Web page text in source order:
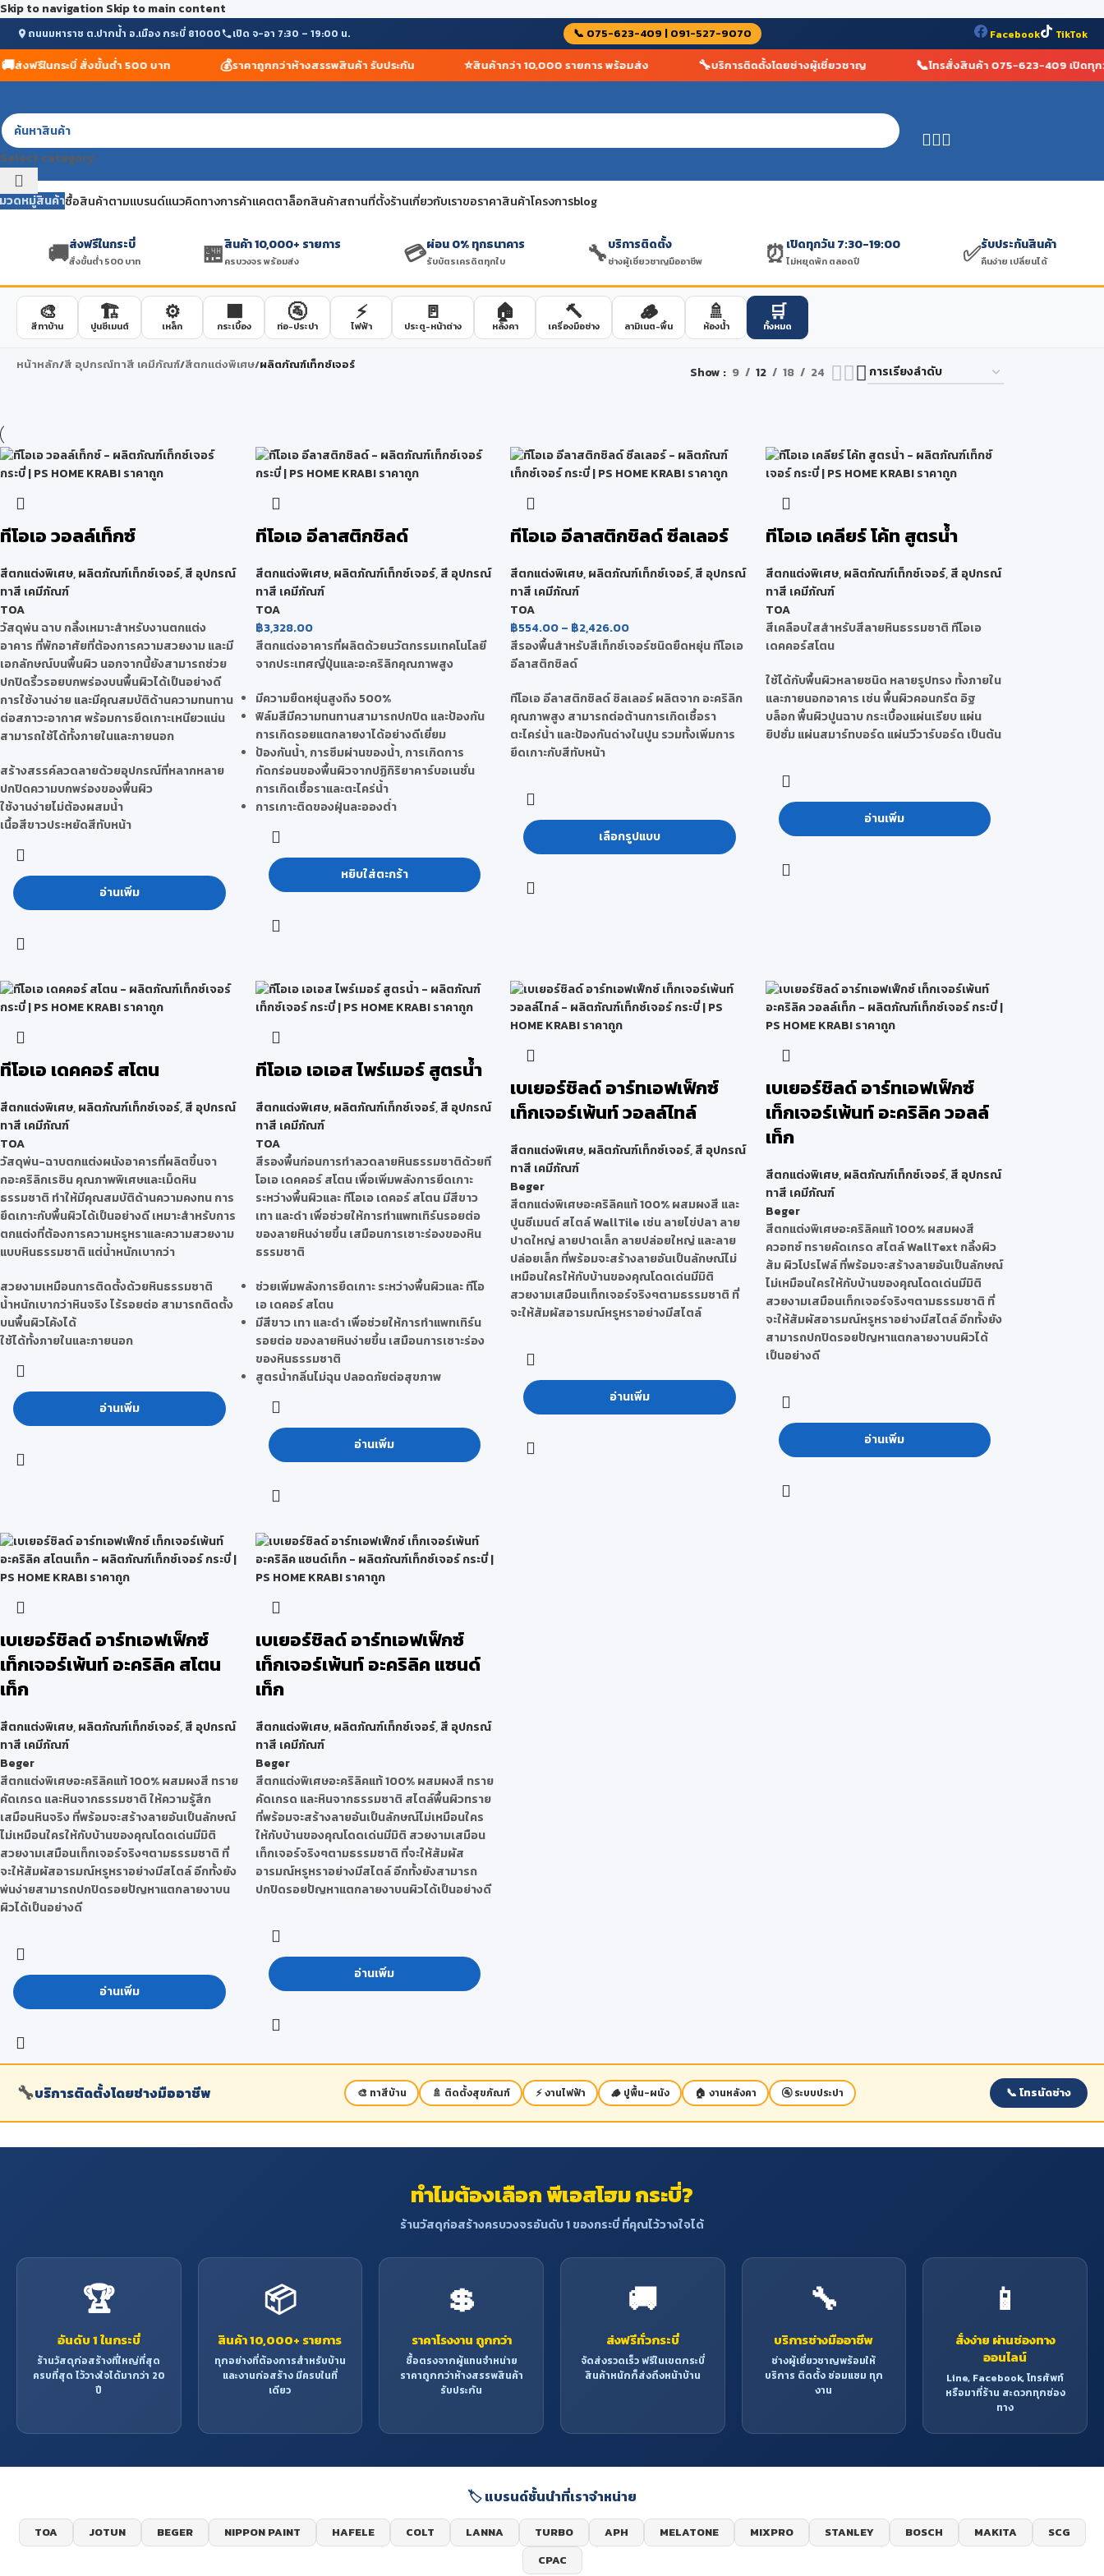
Skip to navigation Skip to main content
ถนนมหาราช ต.ปากน้ำ อ.เมือง กระบี่ 81000 เปิด จ-อา 7:30 – 19:00 น. 📞 075-623-409 | 091-527-9070 Facebook TikTok
งฟรีในกระบี่ สั่งขั้นต่ำ 500 บาท ราคาถูกกว่าห้างสรรพสินค้า รับประกัน สินค้ากว่า 10,000 รายการ พร้อมส่ง บริการติดตั้งโดยช่างผู้เชี่ยวชาญ โทรสั่งสินค้า 075-623-409 เปิดทุกวัน
Select category
วดหมู่สินค้าซื้อสินค้าตามแบรนด์แนวคิดทางการค้าแคตตาล็อกสินค้าสถานที่ตั้งร้านเกี่ยวกับเราขอราคาสินค้าโครงการblog
🚚ส่งฟรีในกระบี่
สั่งขั้นต่ำ 500 บาท 🏪สินค้า 10,000+ รายการ
ครบวงจร พร้อมส่ง 💳ผ่อน 0% ทุกธนาคาร
รับบัตรเครดิตทุกใบ 🔧บริการติดตั้ง
ช่างผู้เชี่ยวชาญมืออาชีพ ⏰เปิดทุกวัน 7:30-19:00
ไม่หยุดพัก ตลอดปี ✅รับประกันสินค้า
คืนง่าย เปลี่ยนได้
🎨
สีทาบ้าน
🏗️
ปูนซีเมนต์
⚙️
เหล็ก
🟫
กระเบื้อง
🚰
ท่อ-ประปา
⚡
ไฟฟ้า
🚪
ประตู-หน้าต่าง
🏠
หลังคา
🔨
เครื่องมือช่าง
🪵
ลามิเนต-พื้น
🚿
ห้องน้ำ
🛒
ทั้งหมด
หน้าหลัก/สี อุปกรณ์ทาสี เคมีภัณฑ์/สีตกแต่งพิเศษ/ผลิตภัณฑ์เท็กซ์เจอร์ Show 9 12 18 24
ทีโอเอ วอลล์เท็กซ์
สีตกแต่งพิเศษ,ผลิตภัณฑ์เท็กซ์เจอร์,สี อุปกรณ์
ทาสี เคมีภัณฑ์
TOA
วัสดุพ่น ฉาบ กลิ้งเหมาะสำหรับงานตกแต่ง
อาคาร ที่พักอาศัยที่ต้องการความสวยงาม และมี
เอกลักษณ์บนพื้นผิว นอกจากนี้ยังสามารถช่วย
ปกปิดริ้วรอยบกพร่องบนพื้นผิวได้เป็นอย่างดี
การใช้งานง่าย และมีคุณสมบัติด้านความทนทาน
ต่อสภาวะอากาศ พร้อมการยึดเกาะเหนียวแน่น
สามารถใช้ได้ทั้งภายในและภายนอก
สร้างสรรค์ลวดลายด้วยอุปกรณ์ที่หลากหลาย
ปกปิดความบกพร่องของพื้นผิว
ใช้งานง่ายไม่ต้องผสมน้ำ
เนื้อสีขาวประหยัดสีทับหน้า
อ่านเพิ่ม
ทีโอเอ อีลาสติกชิลด์
สีตกแต่งพิเศษ, ผลิตภัณฑ์เท็กซ์เจอร์, สี อุปกรณ์
ทาสี เคมีภัณฑ์
TOA
฿3,328.00
สีตกแต่งอาคารที่ผลิตด้วยนวัตกรรมเทคโนโลยี
จากประเทศญี่ปุ่นและอะคริลิกคุณภาพสูง
มีความยืดหยุ่นสูงถึง 500%
ฟิล์มสีมีความทนทานสามารถปกปิด และป้องกัน
การเกิดรอยแตกลายงาได้อย่างดีเยี่ยม
ป้องกันน้ำ, การซึมผ่านของน้ำ, การเกิดการ
กัดกร่อนของพื้นผิวจากปฏิกิริยาคาร์บอเนชั่น
การเกิดเชื้อราและตะไคร่น้ำ
การเกาะติดของฝุ่นละอองต่ำ
หยิบใส่ตะกร้า
ทีโอเอ อีลาสติกชิลด์ ซีลเลอร์
สีตกแต่งพิเศษ,ผลิตภัณฑ์เท็กซ์เจอร์,สี อุปกรณ์
ทาสี เคมีภัณฑ์
TOA
฿554.00– ฿2,426.00
สีรองพื้นสำหรับสีเท็กซ์เจอร์ชนิดยืดหยุ่น ทีโอเอ
อีลาสติกชิลด์
ทีโอเอ อีลาสติกชิลด์ ซิลเลอร์ ผลิตจาก อะคริลิก
คุณภาพสูง สามารถต่อต้านการเกิดเชื้อรา
ตะไคร่น้ำ และป้องกันด่างในปูน รวมทั้งเพิ่มการ
ยึดเกาะกับสีทับหน้า
เลือกรูปแบบ
ทีโอเอ เคลียร์ โค้ท สูตรน้ำ
สีตกแต่งพิเศษ, ผลิตภัณฑ์เท็กซ์เจอร์, สี อุปกรณ์
ทาสี เคมีภัณฑ์
TOA
สีเคลือบใสสำหรับสีลายหินธรรมชาติ ทีโอเอ
เดคคอร์สโตน
ใช้ได้กับพื้นผิวหลายชนิด หลายรูปทรง ทั้งภายใน
และภายนอกอาคาร เช่น พื้นผิวคอนกรีต อิฐ
บล็อก พื้นผิวปูนฉาบ กระเบื้องแผ่นเรียบ แผ่น
ยิปซั่ม แผ่นสมาร์ทบอร์ด แผ่นวีวาร์บอร์ด เป็นต้น
อ่านเพิ่ม
ทีโอเอ เดคคอร์ สโตน
สีตกแต่งพิเศษ,ผลิตภัณฑ์เท็กซ์เจอร์,สี อุปกรณ์
ทาสี เคมีภัณฑ์
TOA
วัสดุพ่น-ฉาบตกแต่งผนังอาคารที่ผลิตขึ้นจา
กอะคริลิกเรซิน คุณภาพพิเศษและเม็ดหิน
ธรรมชาติ ทำให้มีคุณสมบัติด้านความคงทน การ
ยึดเกาะกับพื้นผิวได้เป็นอย่างดี เหมาะสำหรับการ
ตกแต่งที่ต้องการความหรูหราและความสวยงาม
แบบหินธรรมชาติ แต่น้ำหนักเบากว่า
สวยงามเหมือนการติดตั้งด้วยหินธรรมชาติ
น้ำหนักเบากว่าหินจริง ไร้รอยต่อ สามารถติดตั้ง
บนพื้นผิวโค้งได้
ใช้ได้ทั้งภายในและภายนอก
อ่านเพิ่ม
ทีโอเอ เอเอส ไพร์เมอร์ สูตรน้ำ
สีตกแต่งพิเศษ, ผลิตภัณฑ์เท็กซ์เจอร์, สี อุปกรณ์
ทาสี เคมีภัณฑ์
TOA
สีรองพื้นก่อนการทำลวดลายหินธรรมชาติด้วยที
โอเอ เดคคอร์ สโตน เพื่อเพิ่มพลังการยึดเกาะ
ระหว่างพื้นผิวและ ทีโอเอ เดคอร์ สโตน มีสีขาว
เทา และดำ เพื่อช่วยให้การทำแพทเทิร์นรอยต่อ
ของลายหินง่ายขึ้น เสมือนการเซาะร่องของหิน
ธรรมชาติ
ช่วยเพิ่มพลังการยึดเกาะ ระหว่างพื้นผิวและ ทีโอ
เอ เดคอร์ สโตน
มีสีขาว เทา และดำ เพื่อช่วยให้การทำแพทเทิร์น
รอยต่อ ของลายหินง่ายขึ้น เสมือนการเซาะร่อง
ของหินธรรมชาติ
สูตรน้ำกลิ่นไม่ฉุน ปลอดภัยต่อสุขภาพ
อ่านเพิ่ม
เบเยอร์ชิลด์ อาร์ทเอฟเฟ็กซ์
เท็กเจอร์เพ้นท์ วอลล์ไทล์
สีตกแต่งพิเศษ,ผลิตภัณฑ์เท็กซ์เจอร์,สี อุปกรณ์
ทาสี เคมีภัณฑ์
Beger
สีตกแต่งพิเศษอะคริลิคแท้ 100% ผสมผงสี และ
ปูนซีเมนต์ สไตล์ WallTile เช่น ลายไข่ปลา ลาย
ปาดใหญ่ ลายปาดเล็ก ลายปล่อยใหญ่ และลาย
ปล่อยเล็ก ที่พร้อมจะสร้างลายอันเป็นลักษณ์ไม่
เหมือนใครให้กับบ้านของคุณโดดเด่นมีมิติ
สวยงามเสมือนเท็กเจอร์จริงๆตามธรรมชาติ ที่
จะให้สัมผัสอารมณ์หรูหราอย่างมีสไตล์
อ่านเพิ่ม
เบเยอร์ชิลด์ อาร์ทเอฟเฟ็กซ์
เท็กเจอร์เพ้นท์ อะคริลิค วอลล์
เท็ก
สีตกแต่งพิเศษ, ผลิตภัณฑ์เท็กซ์เจอร์, สี อุปกรณ์
ทาสี เคมีภัณฑ์
Beger
สีตกแต่งพิเศษอะคริลิคแท้ 100% ผสมผงสี
ควอทซ์ ทรายคัดเกรด สไตล์ WallText กลิ้งผิว
ส้ม ผิวโปรไฟล์ ที่พร้อมจะสร้างลายอันเป็นลักษณ์
ไม่เหมือนใครให้กับบ้านของคุณโดดเด่นมีมิติ
สวยงามเสมือนเท็กเจอร์จริงๆตามธรรมชาติ ที่
จะให้สัมผัสอารมณ์หรูหราอย่างมีสไตล์ อีกทั้งยัง
สามารถปกปิดรอยปัญหาแตกลายงาบนผิวได้
เป็นอย่างดี
อ่านเพิ่ม
เบเยอร์ชิลด์ อาร์ทเอฟเฟ็กซ์
เท็กเจอร์เพ้นท์ อะคริลิค สโตน
เท็ก
สีตกแต่งพิเศษ,ผลิตภัณฑ์เท็กซ์เจอร์,สี อุปกรณ์
ทาสี เคมีภัณฑ์
Beger
สีตกแต่งพิเศษอะคริลิคแท้ 100% ผสมผงสี ทราย
คัดเกรด และหินจากธรรมชาติ ให้ความรู้สึก
เสมือนหินจริง ที่พร้อมจะสร้างลายอันเป็นลักษณ์
ไม่เหมือนใครให้กับบ้านของคุณโดดเด่นมีมิติ
สวยงามเสมือนเท็กเจอร์จริงๆตามธรรมชาติ ที่
จะให้สัมผัสอารมณ์หรูหราอย่างมีสไตล์ อีกทั้งยัง
พ่นง่ายสามารถปกปิดรอยปัญหาแตกลายงาบน
ผิวได้เป็นอย่างดี
อ่านเพิ่ม
เบเยอร์ชิลด์ อาร์ทเอฟเฟ็กซ์
เท็กเจอร์เพ้นท์ อะคริลิค แซนด์
เท็ก
สีตกแต่งพิเศษ, ผลิตภัณฑ์เท็กซ์เจอร์, สี อุปกรณ์
ทาสี เคมีภัณฑ์
Beger
สีตกแต่งพิเศษอะคริลิคแท้ 100% ผสมผงสี ทราย
คัดเกรด และหินจากธรรมชาติ สไตล์พื้นผิวทราย
ที่พร้อมจะสร้างลายอันเป็นลักษณ์ไม่เหมือนใคร
ให้กับบ้านของคุณโดดเด่นมีมิติ สวยงามเสมือน
เท็กเจอร์จริงๆตามธรรมชาติ ที่จะให้สัมผัส
อารมณ์หรูหราอย่างมีสไตล์ อีกทั้งยังสามารถ
ปกปิดรอยปัญหาแตกลายงาบนผิวได้เป็นอย่างดี
อ่านเพิ่ม
🔧บริการติดตั้งโดยช่างมืออาชีพ 🎨 ทาสีบ้าน 🚿 ติดตั้งสุขภัณฑ์ ⚡ งานไฟฟ้า 🪵 ปูพื้น-ผนัง 🏠 งานหลังคา 🚰 ระบบประปา 📞 โทรนัดช่าง
ทำไมต้องเลือก พีเอสโฮม กระบี่?
ร้านวัสดุก่อสร้างครบวงจรอันดับ 1 ของกระบี่ ที่คุณไว้วางใจได้
🏆
อันดับ 1 ในกระบี่
ร้านวัสดุก่อสร้างที่ใหญ่ที่สุด
ครบที่สุด ไว้วางใจได้มากว่า 20
ปี
📦
สินค้า 10,000+ รายการ
ทุกอย่างที่ต้องการสำหรับบ้าน
และงานก่อสร้าง มีครบในที่
เดียว
💲
ราคาโรงงาน ถูกกว่า
ซื้อตรงจากผู้แทนจำหน่าย
ราคาถูกกว่าห้างสรรพสินค้า
รับประกัน
🚚
ส่งฟรีทั่วกระบี่
จัดส่งรวดเร็ว ฟรีในเขตกระบี่
สินค้าหนักก็ส่งถึงหน้าบ้าน
🔧
บริการช่างมืออาชีพ
ช่างผู้เชี่ยวชาญพร้อมให้
บริการ ติดตั้ง ซ่อมแซม ทุก
งาน
📱
สั่งง่าย ผ่านช่องทาง
ออนไลน์
Line, Facebook, โทรศัพท์
หรือมาที่ร้าน สะดวกทุกช่อง
ทาง
🏷️ แบรนด์ชั้นนำที่เราจำหน่าย
TOA JOTUN BEGER NIPPON PAINT HAFELE COLT LANNA TURBO APH MELATONE MIXPRO STANLEY BOSCH MAKITA
SCG
CPAC